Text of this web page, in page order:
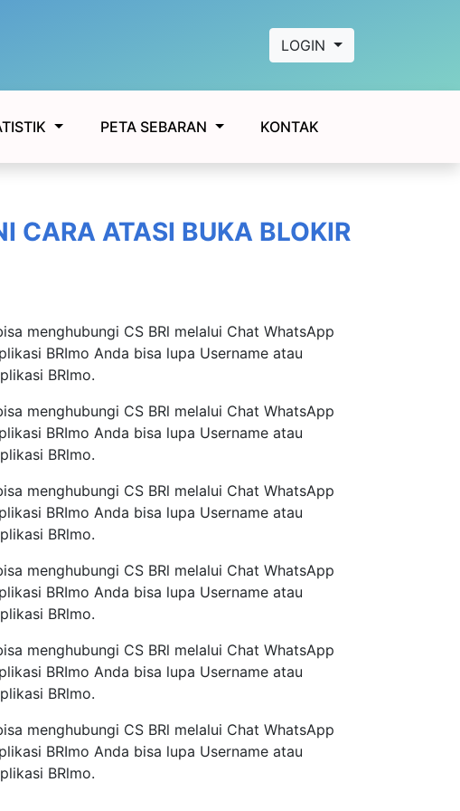
LOGIN
PETA SEBARAN KONTAK
CARA ATASI BUKA BLOKIR
menghubungi CS BRl melalui Chat WhatsApp
BRImo Anda bisa lupa Username atau
BRlmo.
menghubungi CS BRl melalui Chat WhatsApp
BRImo Anda bisa lupa Username atau
BRlmo.
menghubungi CS BRl melalui Chat WhatsApp
BRImo Anda bisa lupa Username atau
BRlmo.
menghubungi CS BRl melalui Chat WhatsApp
BRImo Anda bisa lupa Username atau
BRlmo.
menghubungi CS BRl melalui Chat WhatsApp
BRImo Anda bisa lupa Username atau
BRlmo.
menghubungi CS BRl melalui Chat WhatsApp
BRImo Anda bisa lupa Username atau
BRlmo.